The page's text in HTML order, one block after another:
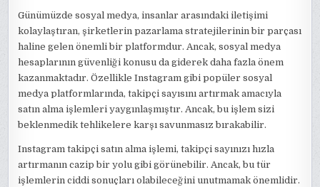
Günümüzde sosyal medya, insanlar arasındaki iletişimi
kolaylaştıran, şirketlerin pazarlama stratejilerinin bir parçası
haline gelen önemli bir platformdur. Ancak, sosyal medya
hesaplarının güvenliği konusu da giderek daha fazla önem
kazanmaktadır. Özellikle Instagram gibi popüler sosyal
medya platformlarında, takipçi sayısını artırmak amacıyla
satın alma işlemleri yaygınlaşmıştır. Ancak, bu işlem sizi
beklenmedik tehlikelere karşı savunmasız bırakabilir.
Instagram takipçi satın alma işlemi, takipçi sayınızı hızla
artırmanın cazip bir yolu gibi görünebilir. Ancak, bu tür
işlemlerin ciddi sonuçları olabileceğini unutmamak önemlidir.